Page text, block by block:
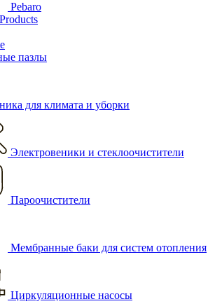
Pebaro
пазлы
для климата и уборки
Электровеники и стеклоочистители
Пароочистители
Мембранные баки для систем отопления
Циркуляционные насосы